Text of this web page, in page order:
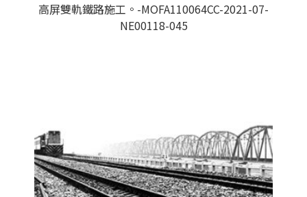
高屏雙軌鐵路施工。-MOFA110064CC-2021-07-
NE00118-045